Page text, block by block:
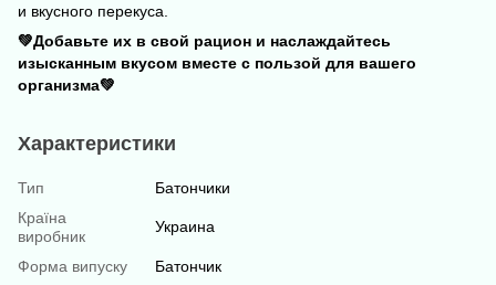
и вкусного перекуса.
💚Добавьте их в свой рацион и наслаждайтесь
изысканным вкусом вместе с пользой для вашего
организма💚
Характеристики
Тип
Батончики
Країна
виробник
Украина
Форма випуску
Батончик